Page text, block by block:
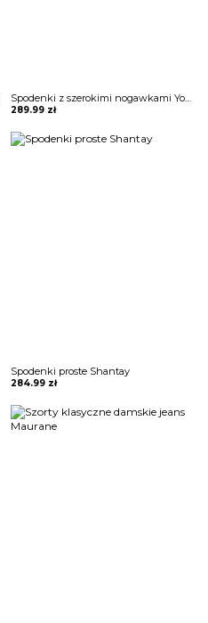
289.99 zł
Spodenki proste Shantay
284.99 zł